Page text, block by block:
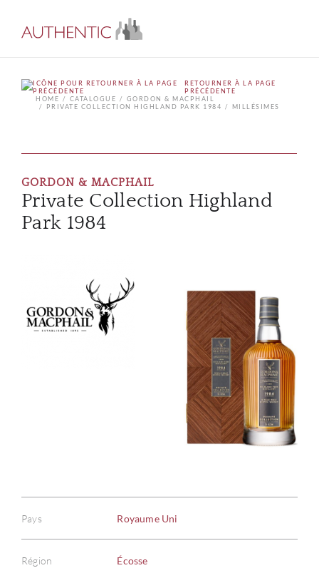
RETOURNER À LA PAGE
PRÉCÉDENTE
HOME
CATALOGUE
GORDON & MACPHAIL
PRIVATE COLLECTION HIGHLAND PARK 1984
MILLÉSIMES
GORDON & MACPHAIL
Private Collection Highland
Park 1984
Pays Royaume Uni
Région Écosse